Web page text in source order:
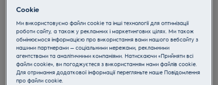
машина 60 см Технология AirDry
300
4.8 (22)
Инструкции по безопасности и предупреждение по
Cookie
Ми використовуємо файли cookie та інші технології для оптимізації
роботи сайту, а також у рекламних і маркетингових цілях. Ми також
обмінюємося інформацією про використання вами нашого вебсайту з
нашими партнерами — соціальними мережами, рекламними
агентствами та аналітичними компаніями. Натискаючи «Прийняти всі
файли cookie», ви погоджуєтеся з використанням нами файлів cookie.
Для отримання додаткової інформації перегляньте наше Пoвідомлення
прo файли cookie.